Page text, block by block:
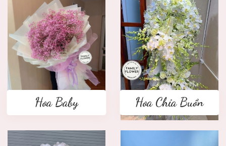
Hoa Baby Hoa Chia Buồn